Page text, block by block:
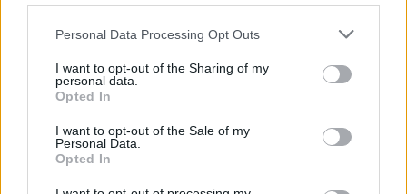
Personal Data Processing Opt Outs
I want to opt-out of the Sharing of my
personal data.
Opted In
I want to opt-out of the Sale of my
Personal Data.
Opted In
προστατεύσει μια ανεκτίμητη εθνική
παρακαταθήκη, αντί να δημιουργεί αμφιβολίες για
το μέλλον των κοινωφελών κληροδοτημάτων.»
Θέμα: Προστασία των κοινωφελών